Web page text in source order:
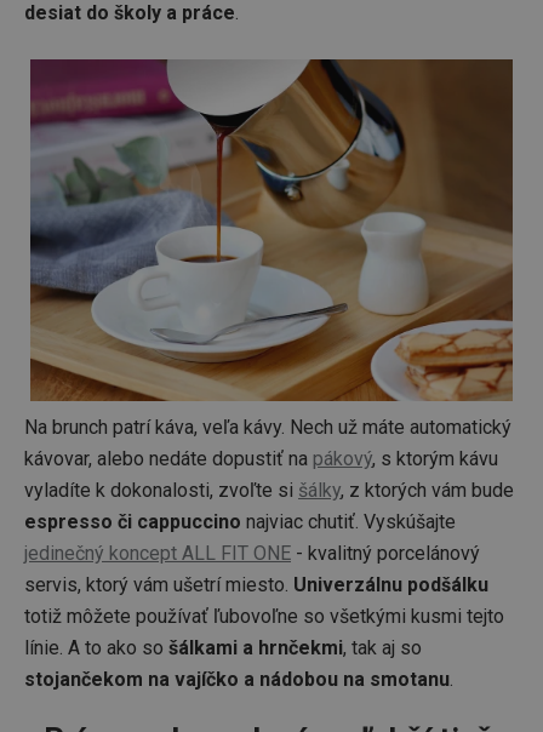
desiat do školy a práce.
Na brunch patrí káva, veľa kávy. Nech už máte automatický
kávovar, alebo nedáte dopustiť na pákový, s ktorým kávu
vyladíte k dokonalosti, zvoľte si šálky, z ktorých vám bude
espresso či cappuccino najviac chutiť. Vyskúšajte
jedinečný koncept ALL FIT ONE - kvalitný porcelánový
servis, ktorý vám ušetrí miesto. Univerzálnu podšálku
totiž môžete používať ľubovoľne so všetkými kusmi tejto
línie. A to ako so šálkami a hrnčekmi, tak aj so
stojančekom na vajíčko a nádobou na smotanu